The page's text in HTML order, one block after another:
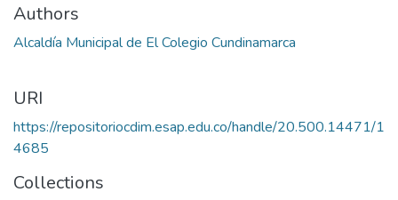
Authors
Alcaldía Municipal de El Colegio Cundinamarca
URI
https://repositoriocdim.esap.edu.co/handle/20.500.14471/1
4685
Collections